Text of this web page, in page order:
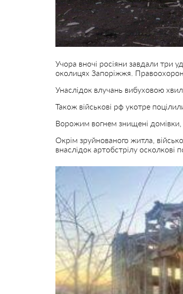
Учора вночі росіяни завдали три
околицях Запоріжжя.
Унаслідок влучань вибуховою
Також військові рф укотре
Ворожим вогнем знищені домівки,
Окрім зруйнованого житла,
внаслідок артобстрілу осколкові